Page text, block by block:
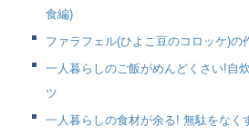
食編)
ファラフェル(ひよこ豆のコロッケ)の
一人暮らしのご飯がめんどくさい!自
ツ
一人暮らしの食材が余る! 無駄をなく